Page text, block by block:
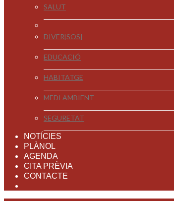
SALUT
DIVER[SOS]
EDUCACIÓ
HABITATGE
MEDI AMBIENT
SEGURETAT
NOTÍCIES
PLÀNOL
AGENDA
CITA PRÈVIA
CONTACTE